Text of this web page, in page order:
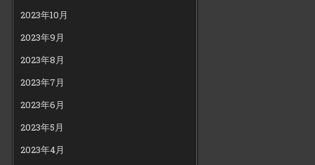
2023年10月
2023年9月
2023年8月
2023年7月
2023年6月
2023年5月
2023年4月